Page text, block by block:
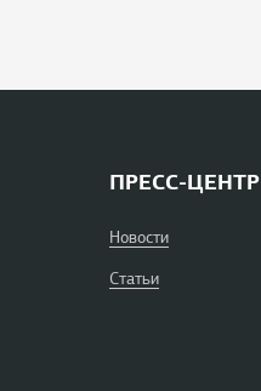
ПРЕСС-ЦЕНТР
Новости
Статьи